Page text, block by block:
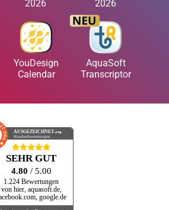
2026
2026
YouDesign
Calendar
AquaSoft
Transcriptor
AUSGEZEICHNET.org
Kundenbewertungen
SEHR GUT
4.80 / 5.00
1.224 Bewertungen
von hier, aquasoft.de,
google.de